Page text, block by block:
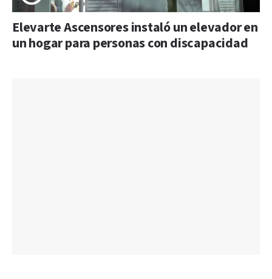
Elevarte Ascensores instaló un elevador en
un hogar para personas con discapacidad